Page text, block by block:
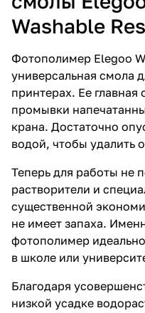
Washable
Фотополимер Elegoo
универсальная смола
принтерах. Ее
промывки
крана. Достаточно
водой, чтобы удалить
Теперь для работы не
растворители и
существенной
не имеет запаха.
фотополимер
в школе или
Благодаря
низкой усадке